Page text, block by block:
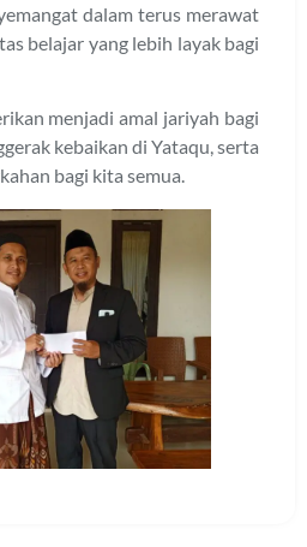
dalam terus merawat
belajar yang lebih layak bagi
menjadi amal jariyah bagi
kebaikan di Yataqu, serta
bagi kita semua.